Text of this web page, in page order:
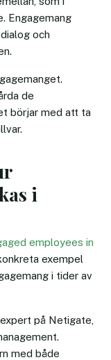
Engagemang
och
de
börjar med att ta
i
employees in
exempel
i tider av
på Netigate,
med både